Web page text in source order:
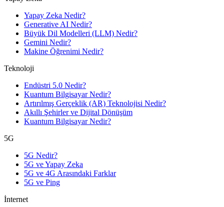
Yapay Zeka Nedir?
Generative AI Nedir?
Büyük Dil Modelleri (LLM) Nedir?
Gemini Nedir?
Makine Öğrenimi Nedir?
Teknoloji
Endüstri 5.0 Nedir?
Kuantum Bilgisayar Nedir?
Artırılmış Gerçeklik (AR) Teknolojisi Nedir?
Akıllı Şehirler ve Dijital Dönüşüm
Kuantum Bilgisayar Nedir?
5G
5G Nedir?
5G ve Yapay Zeka
5G ve 4G Arasındaki Farklar
5G ve Ping
İnternet